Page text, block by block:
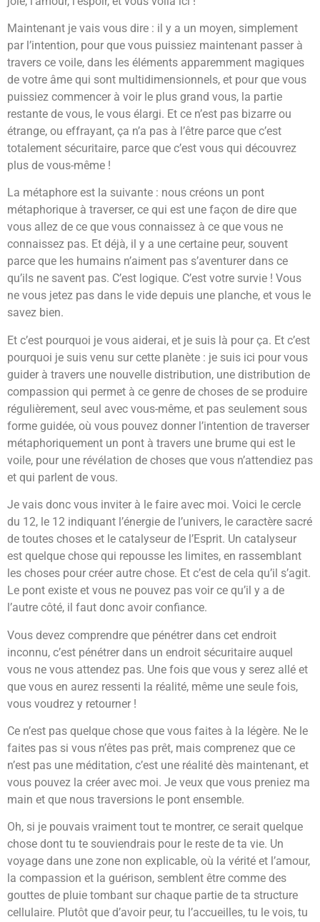
Maintenant je vais vous dire : il y a un moyen, simplement
par l’intention, pour que vous puissiez maintenant passer à
travers ce voile, dans les éléments apparemment magiques
de votre âme qui sont multidimensionnels, et pour que vous
puissiez commencer à voir le plus grand vous, la partie
restante de vous, le vous élargi. Et ce n’est pas bizarre ou
étrange, ou effrayant, ça n’a pas à l’être parce que c’est
totalement sécuritaire, parce que c’est vous qui découvrez
plus de vous-même !
La métaphore est la suivante : nous créons un pont
métaphorique à traverser, ce qui est une façon de dire que
vous allez de ce que vous connaissez à ce que vous ne
connaissez pas. Et déjà, il y a une certaine peur, souvent
parce que les humains n’aiment pas s’aventurer dans ce
qu’ils ne savent pas. C’est logique. C’est votre survie ! Vous
ne vous jetez pas dans le vide depuis une planche, et vous le
savez bien.
Et c’est pourquoi je vous aiderai, et je suis là pour ça. Et c’est
pourquoi je suis venu sur cette planète : je suis ici pour vous
guider à travers une nouvelle distribution, une distribution de
compassion qui permet à ce genre de choses de se produire
régulièrement, seul avec vous-même, et pas seulement sous
forme guidée, où vous pouvez donner l’intention de traverser
métaphoriquement un pont à travers une brume qui est le
voile, pour une révélation de choses que vous n’attendiez pas
et qui parlent de vous.
Je vais donc vous inviter à le faire avec moi. Voici le cercle
du 12, le 12 indiquant l’énergie de l’univers, le caractère sacré
de toutes choses et le catalyseur de l’Esprit. Un catalyseur
est quelque chose qui repousse les limites, en rassemblant
les choses pour créer autre chose. Et c’est de cela qu’il s’agit.
Le pont existe et vous ne pouvez pas voir ce qu’il y a de
l’autre côté, il faut donc avoir confiance.
Vous devez comprendre que pénétrer dans cet endroit
inconnu, c’est pénétrer dans un endroit sécuritaire auquel
vous ne vous attendez pas. Une fois que vous y serez allé et
que vous en aurez ressenti la réalité, même une seule fois,
vous voudrez y retourner !
Ce n’est pas quelque chose que vous faites à la légère. Ne le
faites pas si vous n’êtes pas prêt, mais comprenez que ce
n’est pas une méditation, c’est une réalité dès maintenant, et
vous pouvez la créer avec moi. Je veux que vous preniez ma
main et que nous traversions le pont ensemble.
Oh, si je pouvais vraiment tout te montrer, ce serait quelque
chose dont tu te souviendrais pour le reste de ta vie. Un
voyage dans une zone non explicable, où la vérité et l’amour,
la compassion et la guérison, semblent être comme des
gouttes de pluie tombant sur chaque partie de ta structure
cellulaire. Plutôt que d’avoir peur, tu l’accueilles, tu le vois, tu